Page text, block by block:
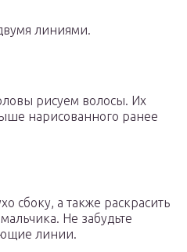
линиями.
рисуем волосы. Их
нарисованного ранее
сбоку, а также раскрасить
Не забудьте
линии.